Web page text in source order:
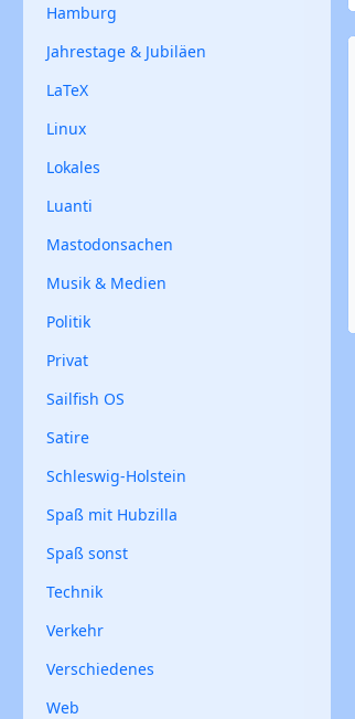
Hamburg
Jahrestage & Jubiläen
LaTeX
Linux
Lokales
Luanti
Mastodonsachen
Musik & Medien
Politik
Privat
Sailfish OS
Satire
Schleswig-Holstein
Spaß mit Hubzilla
Spaß sonst
Technik
Verkehr
Verschiedenes
Web